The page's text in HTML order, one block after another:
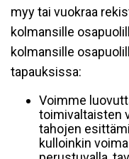
myy tai vuokraa
kolmansille
kolmansille
tapauksissa:
Voimme
toimivaltaisten
tahojen
kulloinkin